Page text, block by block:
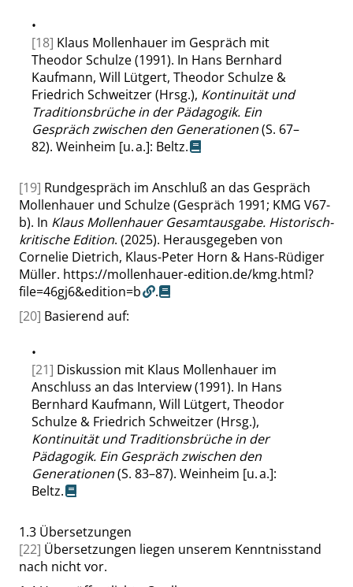
•
[18] Klaus Mollenhauer im Gespräch mit
Theodor Schulze (1991). In Hans Bernhard
Kaufmann, Will Lütgert, Theodor Schulze &
Friedrich Schweitzer (Hrsg.), Kontinuität und
Traditionsbrüche in der Pädagogik. Ein
Gespräch zwischen den Generationen(S. 67–
82). Weinheim [u. a.]: Beltz.
[19] Rundgespräch im Anschluß an das Gespräch
Mollenhauer und Schulze (Gespräch 1991; KMG V67-
b). In Klaus Mollenhauer Gesamtausgabe. Historisch-
kritische Edition. (2025). Herausgegeben von
Cornelie Dietrich, Klaus-Peter Horn & Hans-Rüdiger
Müller. https://mollenhauer-edition.de/kmg.html?
file=46gj6&edition=b
.
[20] Basierend auf:
•
[21] Diskussion mit Klaus Mollenhauer im
Anschluss an das Interview (1991). In Hans
Bernhard Kaufmann, Will Lütgert, Theodor
Schulze & Friedrich Schweitzer (Hrsg.),
Kontinuität und Traditionsbrüche in der
Pädagogik. Ein Gespräch zwischen den
Generationen(S. 83–87). Weinheim [u. a.]:
Beltz.
1.3 Übersetzungen
[22] Übersetzungen liegen unserem Kenntnisstand
nach nicht vor.